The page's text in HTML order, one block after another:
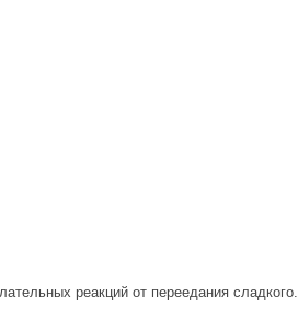
реакций от переедания сладкого.